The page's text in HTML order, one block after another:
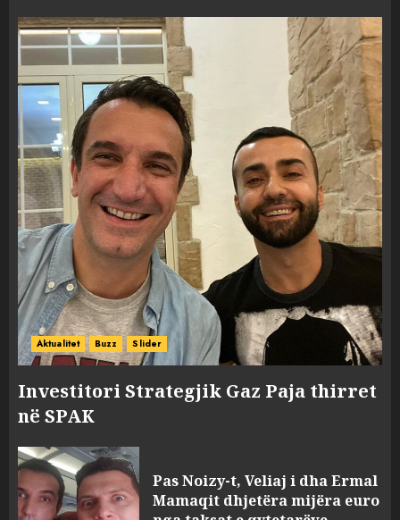
Aktualitet Buzz Slider
Investitori Strategjik Gaz Paja thirret
në SPAK
Pas Noizy-t, Veliaj i dha Ermal
Mamaqit dhjetëra mijëra euro